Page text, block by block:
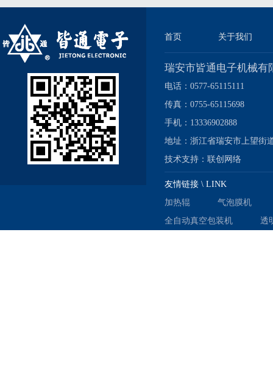
首页 关于我们
瑞安市皆通电子机械有
电话：0577-65115111
传真：0755-65115698
手机：13336902888
地址：浙江省瑞安市上望街
技术支持： 联创网络
友情链接 \ LINK
加热辊
气泡膜机
全自动真空包装机
透